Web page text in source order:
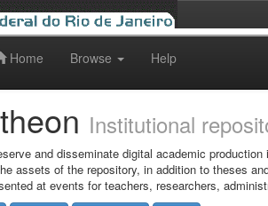
Home Browse Help
Institutional
and disseminate digital academic production
assets of the repository, in addition to theses
at events for teachers, researchers,